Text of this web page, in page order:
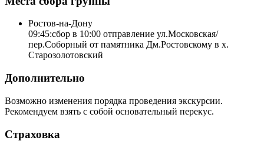
Ростов-на-Дону
09:45:сбор в 10:00 отправление ул.Московская/
пер.Соборный от памятника Дм.Ростовскому в х.
Старозолотовский
Дополнительно
Возможно изменения порядка проведения экскурсии.
Рекомендуем взять с собой основательный перекус.
Страховка